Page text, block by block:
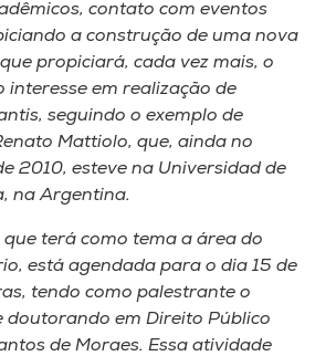
contato com eventos
a construção de uma nova
propiciará, cada vez mais, o
interesse em realização de
seguindo o exemplo de
Mattiolo, que, ainda no
2010, esteve na Universidad de
na Argentina.
terá como tema a área do
está agendada para o dia 15 de
tendo como palestrante o
doutorando em Direito Público
de Moraes. Essa atividade